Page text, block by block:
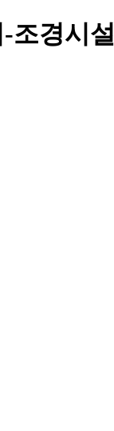
조경시설